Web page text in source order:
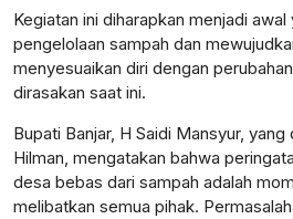
Kegiatan ini diharapkan menjadi
pengelolaan sampah dan
menyesuaikan diri dengan
dirasakan saat ini.
Bupati Banjar, H Saidi Mansyur,
Hilman, mengatakan bahwa
desa bebas dari sampah adalah
melibatkan semua pihak.